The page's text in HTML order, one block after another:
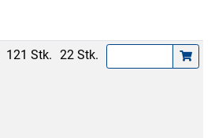
121 Stk. 22 Stk.